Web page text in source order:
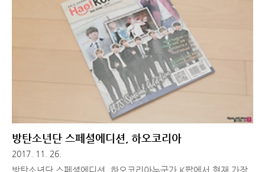
정도로 추정 됩니다. (왜란과 호란을 겪었고 특히 전란에서 3년이
지남) 하지만 18세기에나 나오는 세도 정치 형태를 보이고 있고,
'이씨 위에 조씨' 라는 멘트가 심심찮게 나올 정도로 배경만 사극
이지 완전한 가상의 가문, 가상의 역사를 기반으로 이야기가 이어
방탄소년단 스페셜에디션, 하오코리아
2017. 11. 26.
방탄소년단 스페셜에디션, 하오코리아누군가 K팝에서 현재 가장